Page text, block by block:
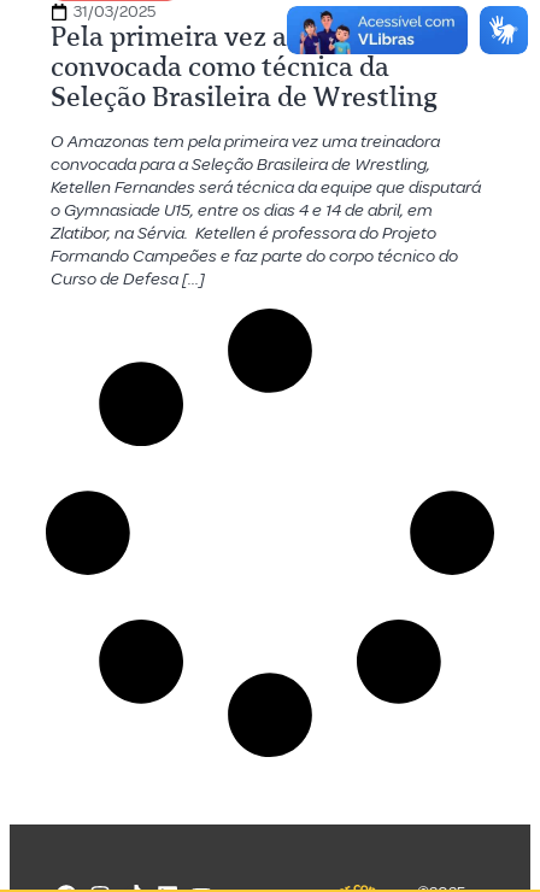
31/03/2025
Pela primeira vez amazonense é
convocada como técnica da
Seleção Brasileira de Wrestling
O Amazonas tem pela primeira vez uma treinadora
convocada para a Seleção Brasileira de Wrestling,
Ketellen Fernandes será técnica da equipe que disputará
o Gymnasiade U15, entre os dias 4 e 14 de abril, em
Zlatibor, na Sérvia. Ketellen é professora do Projeto
Formando Campeões e faz parte do corpo técnico do
Curso de Defesa […]